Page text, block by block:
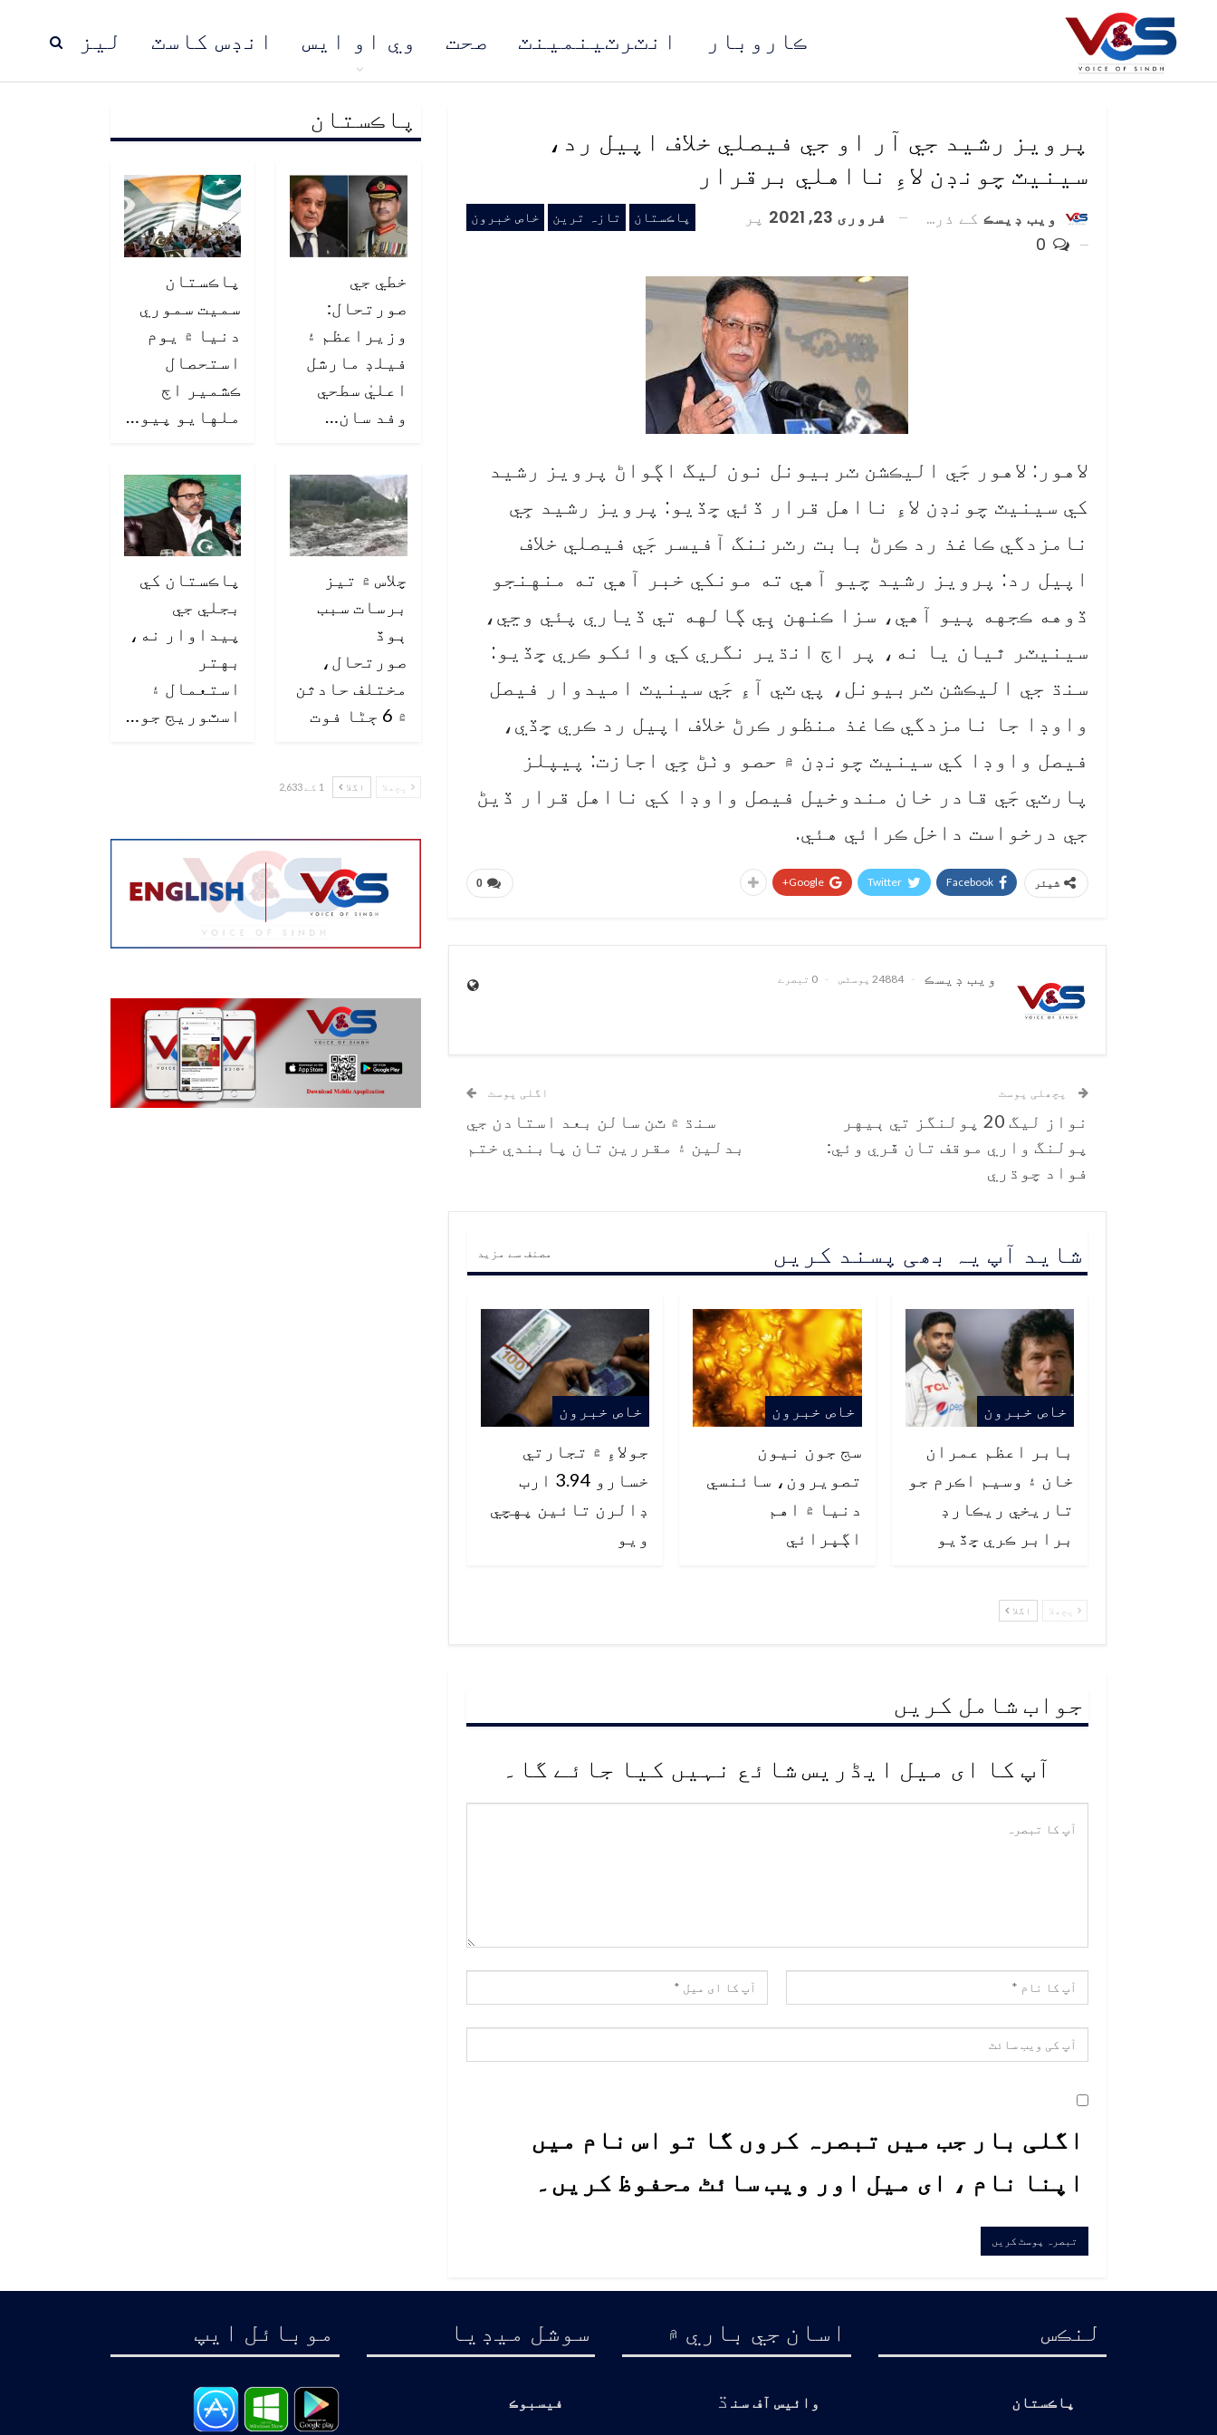
ليز انڊس کاسٽ وي او ايس صحت انٽرٽينمينٽ ڪاروبار
پاڪستان مُنڍ
پرويز رشيد جي آر او جي فيصلي خلاف اپيل رد،
سينيٽ چونڊن لاءِ نااهلي برقرار
پاڪستان تازہ ترین خاص خبرون ويب ڊيسڪ کے ذریعہ فروری 23, 2021
پر
لاهور: لاهور جَي اليڪشن ٽربيونل نون ليگ اڳواڻ پرويز رشيد
کي سينيٽ چونڊن لاءِ نااهل قرار ڏئي ڇڏيو: پرويز رشيد جِي
نامزدگي ڪاغذ رد ڪرڻ بابت رٽرننگ آفيسر جَي فيصلي خلاف
اپيل رد: پرويز رشيد چيو آهي ته مونکي خبر آهي ته منهنجو
ڏوهه ڪجهه پيو آهي، سزا ڪنهن ٻِي ڳالهه تي ڏياري پئي وڃي،
سينيٽر ٿيان يا نه، پر اڄ انڌير نگري کي وائکو ڪري ڇڏيو:
سنڌ جي اليڪشن ٽربيونل، پي ٽي آءِ جَي سينيٽ اميدوار فيصل
واوڊا جا نامزدگي ڪاغذ منظور ڪرڻ خلاف اپيل رد ڪري ڇڏي،
فيصل واوڊا کي سينيٽ چونڊن ۾ حصو وٺڻ جِي اجازت: پيپلز
پارٽي جَي قادر خان مندوخيل فيصل واوڊا کي نااهل قرار ڏيڻ
جي درخواست داخل ڪرائي هئي.
0 شیئر Facebook
Twitter
Google+
ويب ڊيسڪ 24884 پوسٹس 0 تبصرے
پچھلی پوسٹ
نواز ليگ 20 پولنگز تي ٻيهر
پولنگ واري موقف تان ڦري وئي:
فواد چوڌري
اگلی پوسٹ
سنڌ ۾ ٽن سالن بعد استادن جي
بدلين ۽ مقررين تان پابندي ختم
شاید آپ یہ بھی پسند کریں مصنف سے مزید
خاص خبرون
بابر اعظم عمران
خان ۽ وسيم اڪرم جو
تاريخي ريڪارڊ
برابر ڪري ڇڏيو
خاص خبرون
سج جون نيون
تصويرون، سائنسي
دنيا ۾ اهم
اڳڀرائي
خاص خبرون
جولاءِ ۾ تجارتي
خسارو 3.94 ارب
ڊالرن تائين پهچي
ويو
پچھلا اگلا
جواب شامل کریں
آپ کا ای میل ایڈریس شائع نہیں کیا جائے گا۔
اگلی بار جب میں تبصرہ کروں گا تو اس نام میں
اپنا نام ، ای میل اور ویب سائٹ محفوظ کریں۔
پاڪستان
خطي جي
صورتحال:
وزيراعظم ۽
فيلڊ مارشل
اعليٰ سطحي
وفد سان…
پاڪستان
سميت سموري
دنيا ۾ يوم
استحصال
ڪشمير اڄ
ملهايو پيو…
چلاس ۾ تيز
برسات سبب
ٻوڏ
صورتحال،
مختلف حادثن
۾ 6 ڄڻا فوت
پاڪستان کي
بجلي جي
پيداوار نه،
بهتر
استعمال ۽
اسٽوريج جو…
پچھلا اگلا 1 کے 2,633
لنڪس
پاڪستان
اسان جي باري ۾
وائيس آف سن ڌ
سوشل ميڊيا
فيسبوڪ
موبائل ايپ